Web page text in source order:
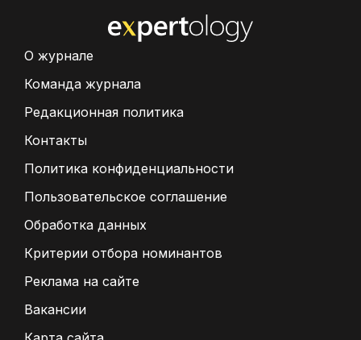
О журнале
Команда журнала
Редакционная политика
Контакты
Политика конфиденциальности
Пользовательское соглашение
Обработка данных
Критерии отбора номинантов
Реклама на сайте
Вакансии